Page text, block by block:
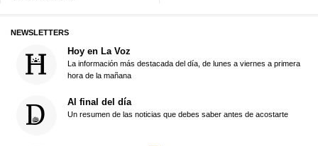
NEWSLETTERS
Hoy en La Voz
La información más destacada del día, de lunes a viernes a primera
hora de la mañana
Al final del día
Un resumen de las noticias que debes saber antes de acostarte